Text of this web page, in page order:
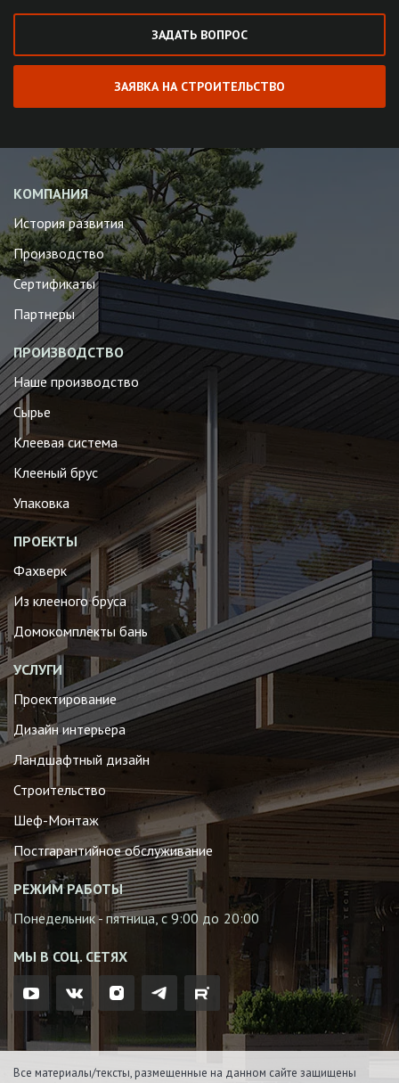
ЗАДАТЬ ВОПРОС
ЗАЯВКА НА СТРОИТЕЛЬСТВО
КОМПАНИЯ
История развития
Производство
Сертификаты
Партнеры
ПРОИЗВОДСТВО
Наше производство
Сырье
Клеевая система
Клееный брус
Упаковка
ПРОЕКТЫ
Фахверк
Из клееного бруса
Домокомплекты бань
УСЛУГИ
Проектирование
Дизайн интерьера
Ландшафтный дизайн
Строительство
Шеф-Монтаж
Постгарантийное обслуживание
РЕЖИМ РАБОТЫ
Понедельник - пятница, с 9:00 до 20:00
МЫ В СОЦ. СЕТЯХ
Все материалы/тексты, размещенные на данном сайте защищены